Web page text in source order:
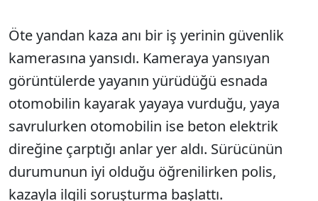
Öte yandan kaza anı bir iş yerinin güvenlik
kamerasına yansıdı. Kameraya yansıyan
görüntülerde yayanın yürüdüğü esnada
otomobilin kayarak yayaya vurduğu, yaya
savrulurken otomobilin ise beton elektrik
direğine çarptığı anlar yer aldı. Sürücünün
durumunun iyi olduğu öğrenilirken polis,
kazayla ilgili soruşturma başlattı.